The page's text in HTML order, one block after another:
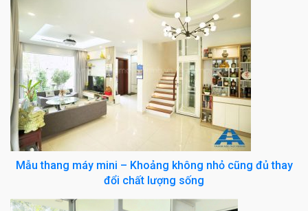
Mẫu thang máy mini – Khoảng không nhỏ cũng đủ thay
đổi chất lượng sống